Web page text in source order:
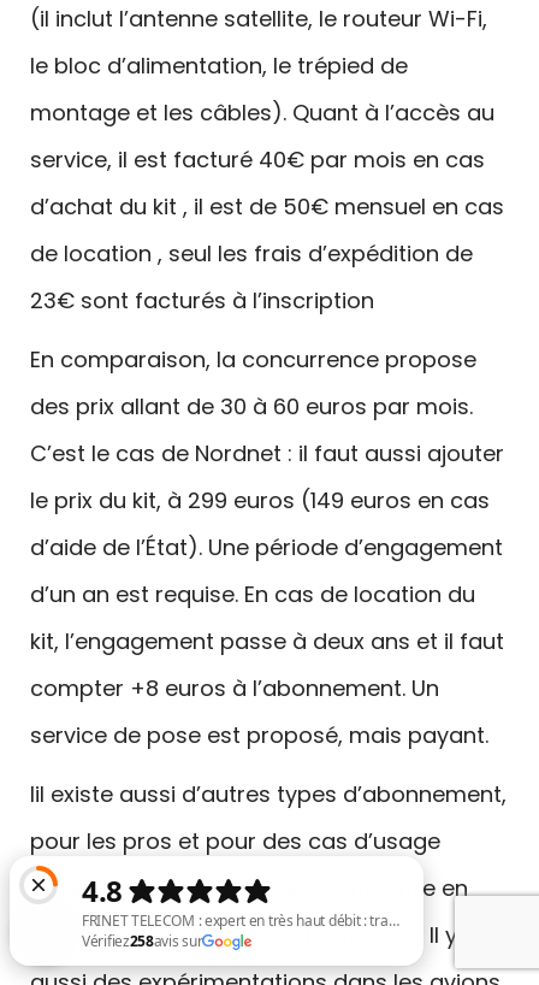
(il inclut l’antenne satellite, le routeur Wi-Fi,
le bloc d’alimentation, le trépied de
montage et les câbles). Quant à l’accès au
service, il est facturé 40€ par mois en cas
d’achat du kit , il est de 50€ mensuel en cas
de location , seul les frais d’expédition de
23€ sont facturés à l’inscription
En comparaison, la concurrence propose
des prix allant de 30 à 60 euros par mois.
C’est le cas de Nordnet : il faut aussi ajouter
le prix du kit, à 299 euros (149 euros en cas
d’aide de l’État). Une période d’engagement
d’un an est requise. En cas de location du
kit, l’engagement passe à deux ans et il faut
compter +8 euros à l’abonnement. Un
service de pose est proposé, mais payant.
Iil existe aussi d’autres types d’abonnement,
pour les pros et pour des cas d’usage
inhabituels : SpaceX a lancé une offre en
mobilité, mais aussi pour les navires. Il y a